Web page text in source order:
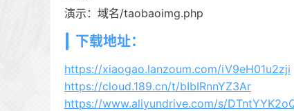
演示：域名/taobaoimg.php
下载地址：
https://xiaogao.lanzoum.com/iV9eH01u2zji
https://cloud.189.cn/t/bIbIRnnYZ3Ar
https://www.aliyundrive.com/s/